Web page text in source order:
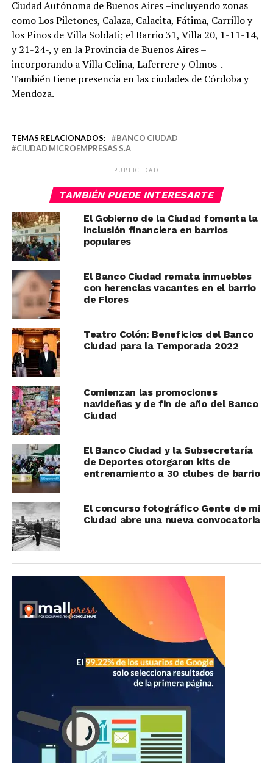
Ciudad Autónoma de Buenos Aires –incluyendo zonas
como Los Piletones, Calaza, Calacita, Fátima, Carrillo y
los Pinos de Villa Soldati; el Barrio 31, Villa 20, 1-11-14,
y 21-24-, y en la Provincia de Buenos Aires –
incorporando a Villa Celina, Laferrere y Olmos-.
También tiene presencia en las ciudades de Córdoba y
Mendoza.
TEMAS RELACIONADOS:
BANCO CIUDAD
CIUDAD MICROEMPRESAS S.A
PUBLICIDAD
TAMBIÉN PUEDE INTERESARTE
El Gobierno de la Ciudad fomenta la
inclusión financiera en barrios
populares
El Banco Ciudad remata inmuebles
con herencias vacantes en el barrio
de Flores
Teatro Colón: Beneficios del Banco
Ciudad para la Temporada 2022
Comienzan las promociones
navideñas y de fin de año del Banco
Ciudad
El Banco Ciudad y la Subsecretaría
de Deportes otorgaron kits de
entrenamiento a 30 clubes de barrio
El concurso fotográfico Gente de mi
Ciudad abre una nueva convocatoria